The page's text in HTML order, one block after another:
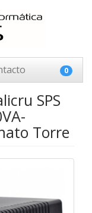
0
SPS
Torre